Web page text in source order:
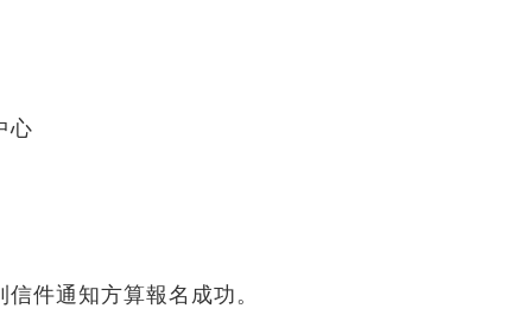
心
件通知方算報名成功。